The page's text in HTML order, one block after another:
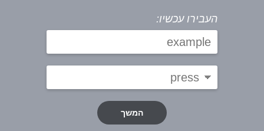
העבירו עכשיו:
המשך